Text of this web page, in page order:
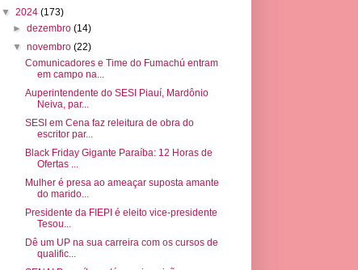
▼ 2024 (173)
►dezembro(14)
▼novembro(22)
Comunicadores e Time do Fumachú entram
em campo na...
Auperintendente do SESI Piauí, Mardônio
Neiva, par...
SESI em Cena faz releitura de obra do
escritor par...
Black Friday Gigante Paraíba: 12 Horas de
Ofertas ...
Mulher é presa ao ameaçar suposta amante
do marido...
Presidente da FIEPI é eleito vice-presidente
Tesou...
Dê um UP na sua carreira com os cursos de
qualific...